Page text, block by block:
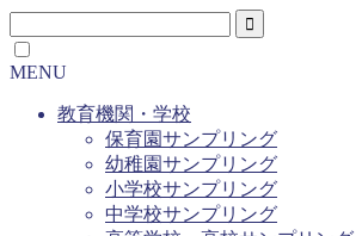
MENU
教育機関・学校
保育園サンプリング
幼稚園サンプリング
小学校サンプリング
中学校サンプリング